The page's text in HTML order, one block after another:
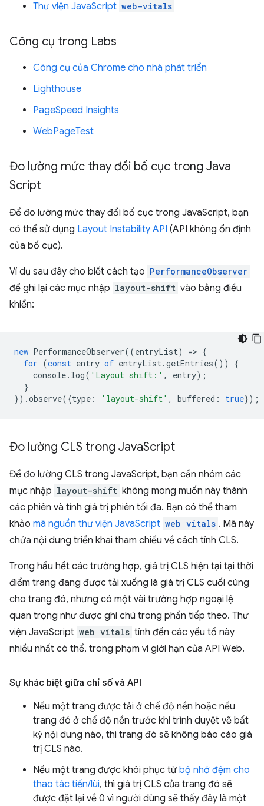
Thư viện JavaScript web-vitals
Công cụ trong Labs
Công cụ của Chrome cho nhà phát triển
Lighthouse
PageSpeed Insights
WebPageTest
Đo lường mức thay đổi bố cục trong Java
Script
Để đo lường mức thay đổi bố cục trong JavaScript, bạn
có thể sử dụng Layout Instability API (API không ổn định
của bố cục).
Ví dụ sau đây cho biết cách tạo PerformanceObserver
để ghi lại các mục nhập layout-shift vào bảng điều
khiển:
new PerformanceObserver((entryList) => {
for (const entry of entryList.getEntries())
{
console. log( 'Layout shift:' , entry);
}
}).observe({type : 'layout-shift' , buffered : true});
Đo lường CLS trong JavaScript
Để đo lường CLS trong JavaScript, bạn cần nhóm các
mục nhập layout-shift không mong muốn này thành
các phiên và tính giá trị phiên tối đa. Bạn có thể tham
khảo mã nguồn thư viện JavaScript web vitals . Mã này
chứa nội dung triển khai tham chiếu về cách tính CLS.
Trong hầu hết các trường hợp, giá trị CLS hiện tại tại thời
điểm trang đang được tải xuống là giá trị CLS cuối cùng
cho trang đó, nhưng có một vài trường hợp ngoại lệ
quan trọng như được ghi chú trong phần tiếp theo. Thư
viện JavaScript web vitals tính đến các yếu tố này
nhiều nhất có thể, trong phạm vi giới hạn của API Web.
Sự khác biệt giữa chỉ số và API
Nếu một trang được tải ở chế độ nền hoặc nếu
trang đó ở chế độ nền trước khi trình duyệt vẽ bất
kỳ nội dung nào, thì trang đó sẽ không báo cáo giá
trị CLS nào.
Nếu một trang được khôi phục từ bộ nhớ đệm cho
thao tác tiến/lùi, thì giá trị CLS của trang đó sẽ
được đặt lại về 0 vì người dùng sẽ thấy đây là một